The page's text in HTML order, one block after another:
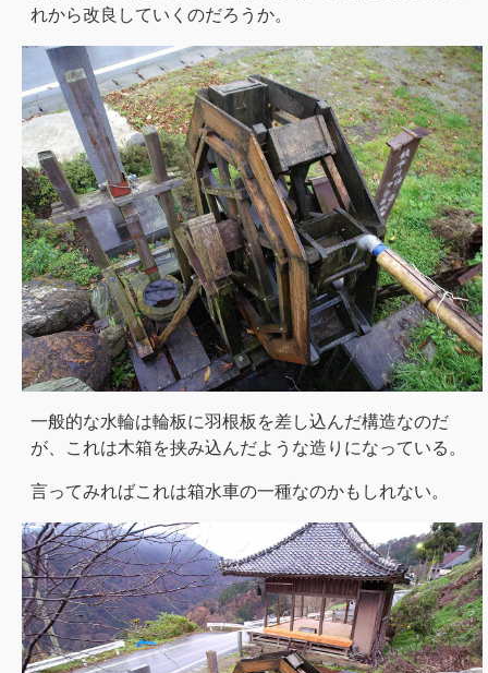
れから改良していくのだろうか。
一般的な水輪は輪板に羽根板を差し込んだ構造なのだ
が、これは木箱を挟み込んだような造りになっている。
言ってみればこれは箱水車の一種なのかもしれない。